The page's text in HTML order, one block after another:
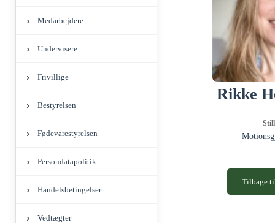
Medarbejdere
Undervisere
Frivillige
Bestyrelsen
Fødevarestyrelsen
Persondatapolitik
Handelsbetingelser
Vedtægter
Rikke
Tilbage